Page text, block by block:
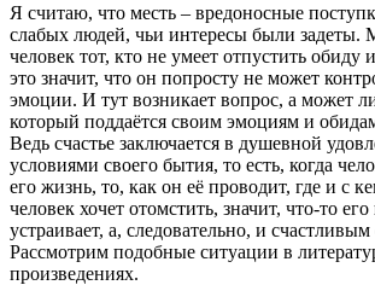
Я считаю, что месть – вредоносные
слабых людей, чьи интересы были задеты.
человек тот, кто не умеет отпустить обиду
это значит, что он попросту не может
эмоции. И тут возникает вопрос, а может
который поддаётся своим эмоциям и
Ведь счастье заключается в душевной
условиями своего бытия, то есть, когда
его жизнь, то, как он её проводит, где и с
человек хочет отомстить, значит, что-то
устраивает, а, следовательно, и
Рассмотрим подобные ситуации в
произведениях.